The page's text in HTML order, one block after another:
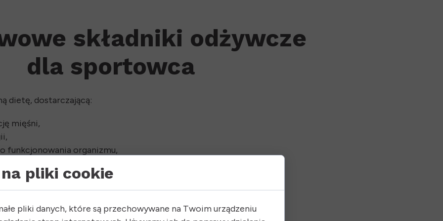
składniki odżywcze
dla sportowca
dietę, dostarczającą:
mięśni,
funkcjonowania organizmu,
nerwowego i mięśniowego,
nawodnienia.
pliki cookie
pliki danych, które są przechowywane na Twoim urządzeniu